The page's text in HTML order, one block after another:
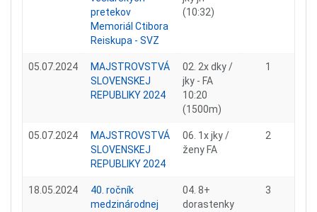
pretekov
Memoriál Ctibora
Reiskupa - SVZ
(10:32)
05.07.2024
MAJSTROVSTVÁ
SLOVENSKEJ
REPUBLIKY 2024
02. 2x dky /
jky - FA
10:20
(1500m)
1
05.07.2024
MAJSTROVSTVÁ
SLOVENSKEJ
REPUBLIKY 2024
06. 1x jky /
ženy FA
2
18.05.2024
40. ročník
medzinárodnej
04. 8+
dorastenky
3